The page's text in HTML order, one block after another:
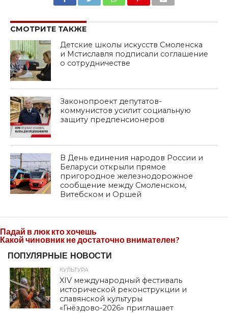
СМОТРИТЕ ТАКЖЕ
Детские школы искусств Смоленска
и Мстиславля подписали соглашение
о сотрудничестве
Законопроект депутатов-
коммунистов усилит социальную
защиту предпенсионеров
В День единения народов России и
Беларуси открыли прямое
пригородное железнодорожное
сообщение между Смоленском,
Витебском и Оршей
Падай в люк кто хочешь
Какой чиновник не достаточно внимателен?
ПОПУЛЯРНЫЕ НОВОСТИ
КУЛЬТУРА
XIV международный фестиваль
исторической реконструкции и
славянской культуры
«Гнёздово-2026» приглашает